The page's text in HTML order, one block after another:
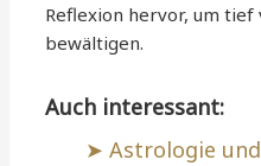
Reflexion hervor, um
bewältigen.
Auch interessant:
Astrologie